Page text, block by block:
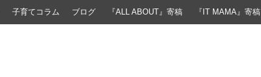
子育てコラム ブログ 『ALL ABOUT』寄稿 『IT MAMA』寄稿